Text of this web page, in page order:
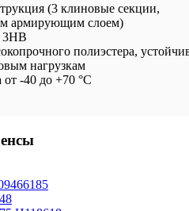
(3 клиновые секции,
армирующим слоем)
полиэстера,
нагрузкам
от -40 до +70 °C